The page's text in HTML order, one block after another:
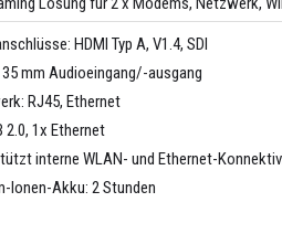
HDMI Typ A, V1.4, SDI
mm Audioein­gang/-aus­gang
RJ45, Eth­er­net
2.0, 1x Eth­er­net
interne WLAN- und Eth­er­net-
Ionen-Akku: 2 Stun­den